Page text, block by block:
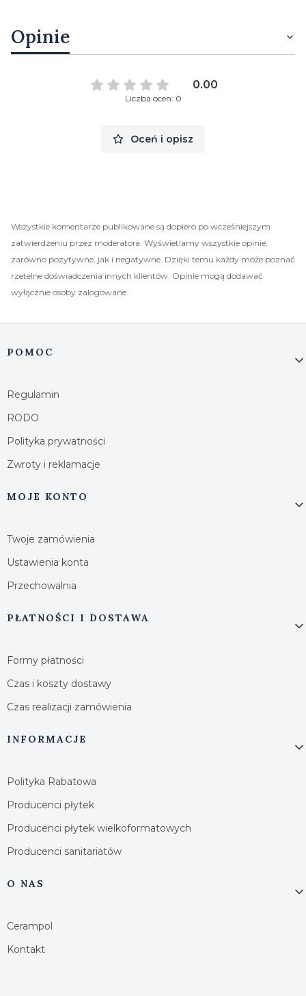
Opinie
0.00
Liczba ocen: 0
Oceń i opisz
Wszystkie komentarze publikowane są dopiero po wcześniejszym
zatwierdzeniu przez moderatora. Wyświetlamy wszystkie opinie,
zarówno pozytywne, jak i negatywne. Dzięki temu każdy może poznać
rzetelne doświadczenia innych klientów. Opinie mogą dodawać
wyłącznie osoby zalogowane.
Linki w stopce
POMOC
Regulamin
RODO
Polityka prywatności
Zwroty i reklamacje
MOJE KONTO
Twoje zamówienia
Ustawienia konta
Przechowalnia
PŁATNOŚCI I DOSTAWA
Formy płatności
Czas i koszty dostawy
Czas realizacji zamówienia
INFORMACJE
Polityka Rabatowa
Producenci płytek
Producenci płytek wielkoformatowych
Producenci sanitariatów
O NAS
Cerampol
Kontakt